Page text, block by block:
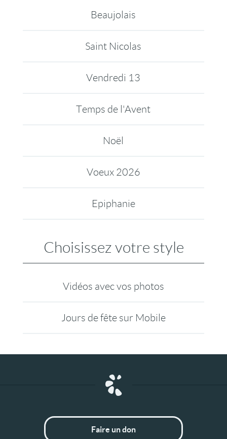
Beaujolais
Saint Nicolas
Vendredi 13
Temps de l'Avent
Noël
Voeux 2026
Epiphanie
Choisissez votre style
Vidéos avec vos photos
Jours de fête sur Mobile
Faire un don